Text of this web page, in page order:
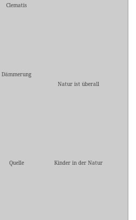
Clematis
Dämmerung
Natur ist überall
Quelle
Kinder in der Natur